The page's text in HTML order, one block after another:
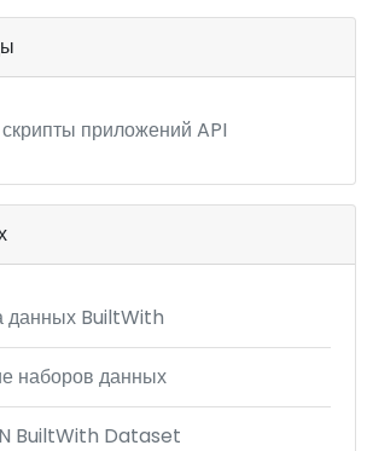
приложений API
данных BuiltWith
наборов данных
BuiltWith Dataset